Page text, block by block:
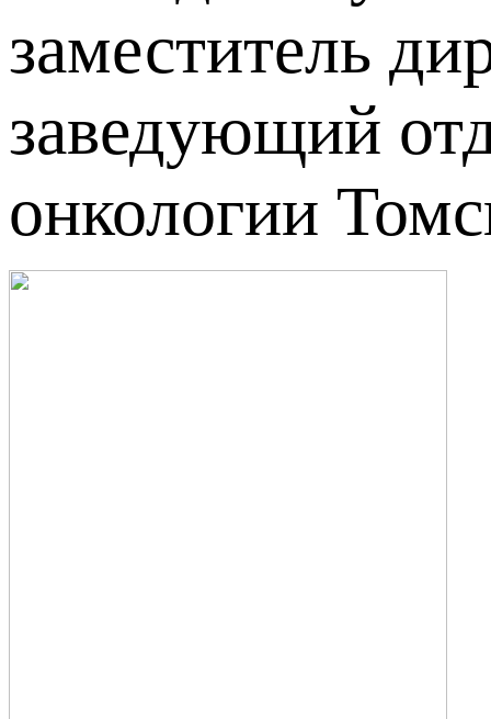
заместитель
заведующий
онкологии